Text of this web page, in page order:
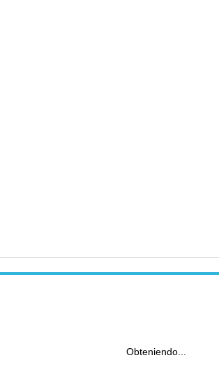
Obteniendo...